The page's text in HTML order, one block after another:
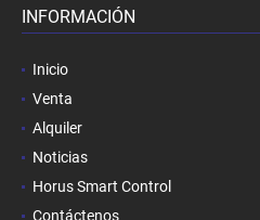
INFORMACIÓN
Inicio
Venta
Alquiler
Noticias
Horus Smart Control
Contáctenos